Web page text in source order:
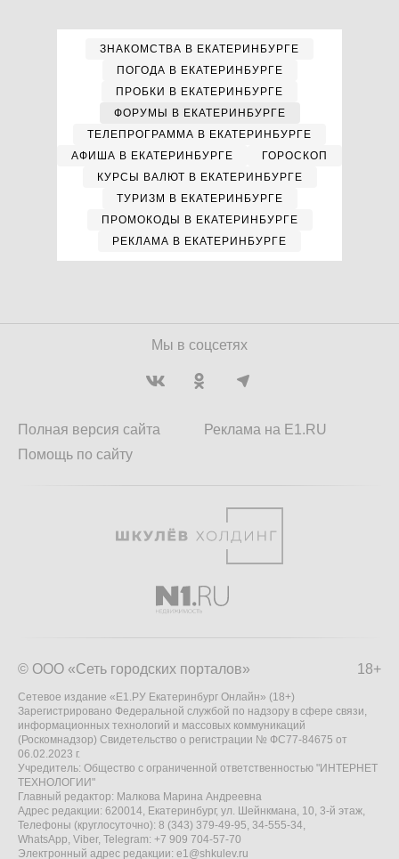
ЗНАКОМСТВА В ЕКАТЕРИНБУРГЕ
ПОГОДА В ЕКАТЕРИНБУРГЕ
ПРОБКИ В ЕКАТЕРИНБУРГЕ
ФОРУМЫ В ЕКАТЕРИНБУРГЕ
ТЕЛЕПРОГРАММА В ЕКАТЕРИНБУРГЕ
АФИША В ЕКАТЕРИНБУРГЕ
ГОРОСКОП
КУРСЫ ВАЛЮТ В ЕКАТЕРИНБУРГЕ
ТУРИЗМ В ЕКАТЕРИНБУРГЕ
ПРОМОКОДЫ В ЕКАТЕРИНБУРГЕ
РЕКЛАМА В ЕКАТЕРИНБУРГЕ
Мы в соцсетях
Полная версия сайта
Помощь по сайту
Реклама на E1.RU
18+
© ООО «Сеть городских порталов»
Сетевое издание «Е1.РУ Екатеринбург Онлайн» (18+)
Зарегистрировано Федеральной службой по надзору в сфере связи,
информационных технологий и массовых коммуникаций
(Роскомнадзор) Свидетельство о регистрации № ФС77-84675 от
06.02.2023 г.
Учредитель: Общество с ограниченной ответственностью "ИНТЕРНЕТ
ТЕХНОЛОГИИ"
Главный редактор: Малкова Марина Андреевна
Адрес редакции: 620014, Екатеринбург, ул. Шейнкмана, 10, 3-й этаж,
Телефоны (круглосуточно): 8 (343) 379-49-95, 34-555-34,
WhatsApp, Viber, Telegram: +7 909 704-57-70
Электронный адрес редакции: e1@shkulev.ru